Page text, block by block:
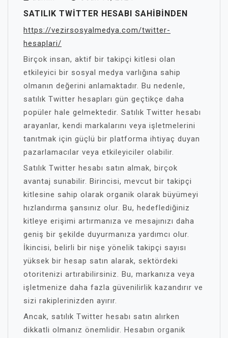
SATILIK TWITTER HESABI SAHIBINDEN
https://vezirsosyalmedya.com/twitter-
hesaplari/
Birçok insan, aktif bir takipçi kitlesi olan
etkileyici bir sosyal medya varlığına sahip
olmanın değerini anlamaktadır. Bu nedenle,
satılık Twitter hesapları gün geçtikçe daha
popüler hale gelmektedir. Satılık Twitter hesabı
arayanlar, kendi markalarını veya işletmelerini
tanıtmak için güçlü bir platforma ihtiyaç duyan
pazarlamacılar veya etkileyiciler olabilir.
Satılık Twitter hesabı satın almak, birçok
avantaj sunabilir. Birincisi, mevcut bir takipçi
kitlesine sahip olarak organik olarak büyümeyi
hızlandırma şansınız olur. Bu, hedeflediğiniz
kitleye erişimi artırmanıza ve mesajınızı daha
geniş bir şekilde duyurmanıza yardımcı olur.
İkincisi, belirli bir nişe yönelik takipçi sayısı
yüksek bir hesap satın alarak, sektördeki
otoritenizi artırabilirsiniz. Bu, markanıza veya
işletmenize daha fazla güvenilirlik kazandırır ve
sizi rakiplerinizden ayırır.
Ancak, satılık Twitter hesabı satın alırken
dikkatli olmanız önemlidir. Hesabın organik